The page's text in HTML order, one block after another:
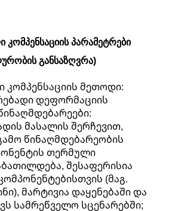
პარამეტრები
განსაზღვრა)
კომპენსაციის მეთოდი:
დეფორმაციის
მასალის შერჩევით,
წინაღმდებარეობის
თერმული
შესაფერისია
(მაგ.
მარტივია დაყენებაში და
სამრეწველო სცენარებში;